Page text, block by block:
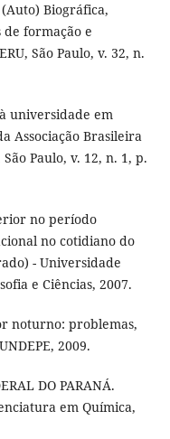
(Auto) Biográfica,
de formação e
São Paulo, v. 32, n.
universidade em
Associação Brasileira
Paulo, v. 12, n. 1, p.
no período
no cotidiano do
- Universidade
e Ciências, 2007.
noturno: problemas,
2009.
DO PARANÁ.
em Química,